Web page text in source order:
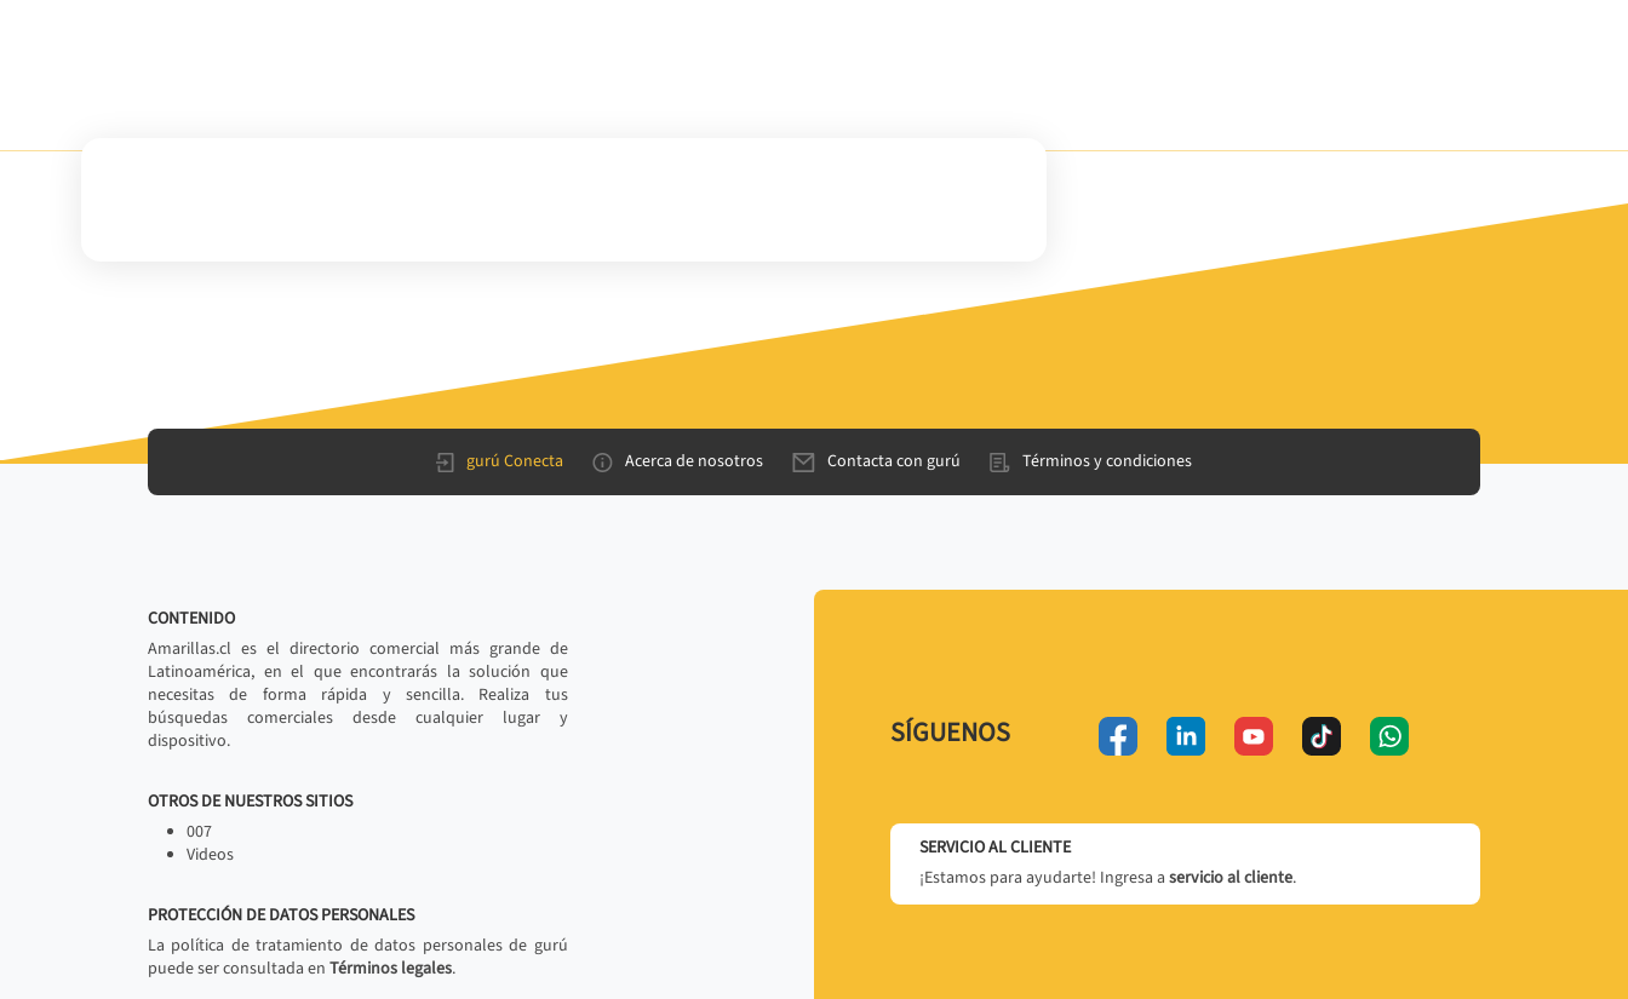
gurú Conecta Acerca de nosotros Contacta con gurú Términos y condiciones
CONTENIDO
Amarillas.cl es el directorio comercial más grande de
Latinoamérica, en el que encontrarás la solución que
necesitas de forma rápida y sencilla. Realiza tus
búsquedas comerciales desde cualquier lugar y
dispositivo.
OTROS DE NUESTROS SITIOS
007
Videos
PROTECCIÓN DE DATOS PERSONALES
La política de tratamiento de datos personales de gurú
puede ser consultada en Términos legales.
SÍGUENOS
SERVICIO AL CLIENTE
¡Estamos para ayudarte! Ingresa a servicio al cliente.